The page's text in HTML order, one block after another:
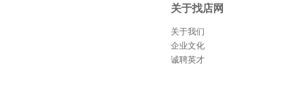
关于找店网
关于我们
企业文化
诚聘英才